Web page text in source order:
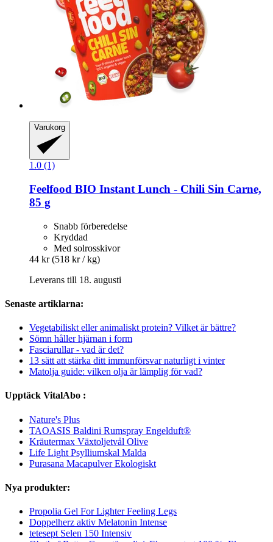
Varukorg
1.0 (1)
Feelfood BIO Instant Lunch -​ Chili Sin Carne,
85 g
Snabb förberedelse
Kryddad
Med solrosskivor
44 kr (518 kr / kg)
Leverans till 18. augusti
Senaste artiklarna:
Vegetabiliskt eller animaliskt protein? Vilket är bättre?
Sömn håller hjärnan i form
Fasciarullar - vad är det?
13 sätt att stärka ditt immunförsvar naturligt i vinter
Matolja guide: vilken olja är lämplig för vad?
Upptäck VitalAbo :
Nature's Plus
TAOASIS Baldini Rumspray Engelduft®
Kräutermax Växtoljetvål Olive
Life Light Psylliumskal Malda
Purasana Macapulver Ekologiskt
Nya produkter:
Propolia Gel For Lighter Feeling Legs
Doppelherz aktiv Melatonin Intense
tetesept Selen 150 Intensiv